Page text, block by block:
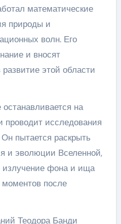
математические
природы и
волн. Его
и вносят
этой области
на
проводит исследования
пытается раскрыть
и эволюции Вселенной,
излучение фона и ища
после
Теодора Банди